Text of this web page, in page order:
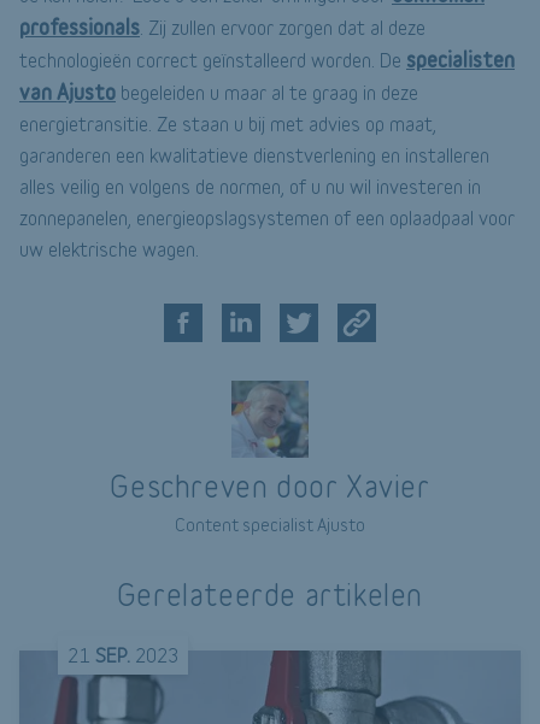
professionals . Zij zullen ervoor zorgen dat al deze
technologieën correct geïnstalleerd worden. De specialisten
van Ajusto begeleiden u maar al te graag in deze
energietransitie. Ze staan u bij met advies op maat,
garanderen een kwalitatieve dienstverlening en installeren
alles veilig en volgens de normen, of u nu wil investeren in
zonnepanelen, energieopslagsystemen of een oplaadpaal voor
uw elektrische wagen.
Geschreven door Xavier
Content specialist Ajusto
Gerelateerde artikelen
21 SEP. 2023